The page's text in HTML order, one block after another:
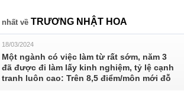
về TRƯƠNG NHẬT HOA
18/03/2024
Một ngành có việc làm từ rất sớm, năm 3
đã được đi làm lấy kinh nghiệm, tỷ lệ cạnh
tranh luôn cao: Trên 8,5 điểm/môn mới đỗ